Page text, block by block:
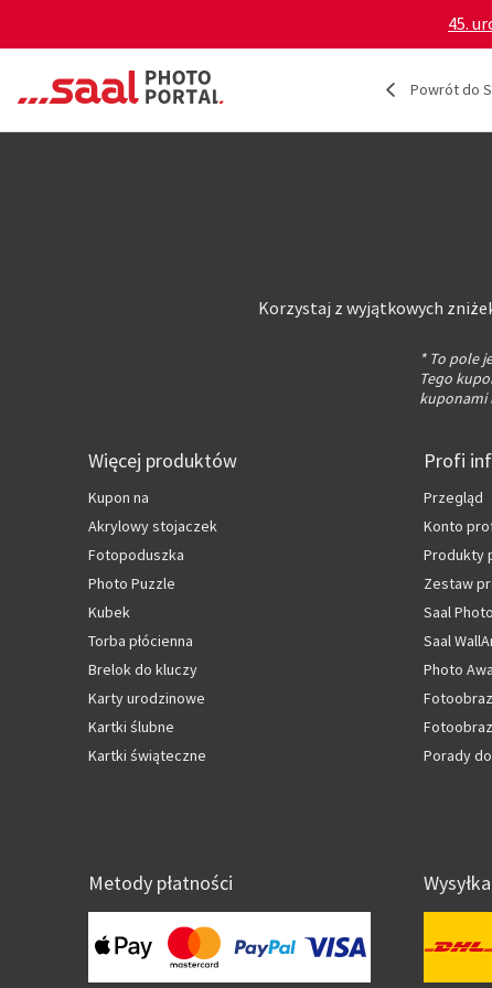
45.
Powrót do
Korzystaj z wyjątkowych
* To pole
Tego
kuponami
Więcej produktów
Kupon na
Akrylowy stojaczek
Fotopoduszka
Photo Puzzle
Kubek
Torba płócienna
Brelok do kluczy
Karty urodzinowe
Kartki ślubne
Kartki świąteczne
Profi
Przegląd
Konto
Produkty
Zestaw
Saal
Saal
Photo
Porady
Metody płatności Wysyłka